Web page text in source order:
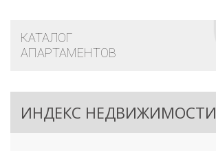
КАТАЛОГ
АПАРТАМЕНТОВ
ИНДЕКС НЕДВИЖИМОСТИ